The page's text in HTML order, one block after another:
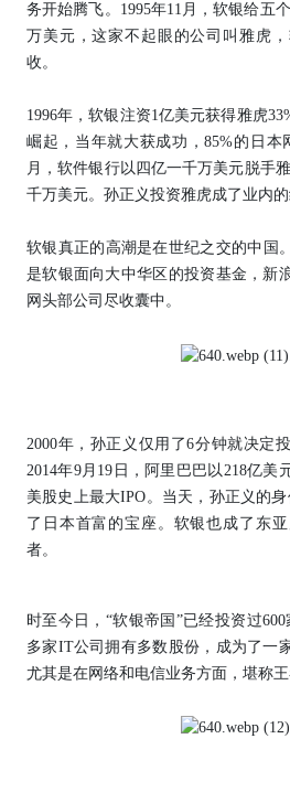
务开始腾飞。1995年11月，软银给五
万美元，这家不起眼的公司叫雅虎
收。
1996年，软银注资1亿美元获得雅虎
崛起，当年就大获成功，85%的日本
月，软件银行以四亿一千万美元脱手
千万美元。孙正义投资雅虎成了业内的
软银真正的高潮是在世纪之交的中国
是软银面向大中华区的投资基金，新
网头部公司尽收囊中。
2000年，孙正义仅用了6分钟就决定
2014年9月19日，阿里巴巴以218亿美
美股史上最大IPO。当天，孙正义的
了日本首富的宝座。软银也成了东
者。
时至今日，“软银帝国”已经投资过
多家IT公司拥有多数股份，成为了一
尤其是在网络和电信业务方面，堪称王